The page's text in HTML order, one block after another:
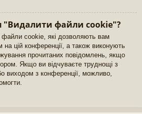
"Видалити файли cookie"?
файли cookie, які дозволяють вам
цій конференції, а також виконують
прочитаних повідомлень, якщо
Якщо ви відчуваєте труднощі з
виходом з конференції, можливо,